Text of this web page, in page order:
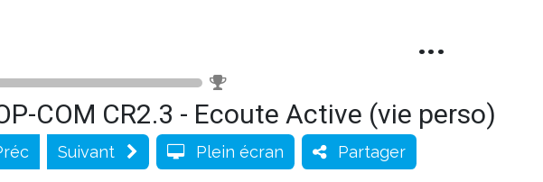
OP-COM CRC - Communication (cours complet)
COM CR2.3 - Ecoute Active (vie perso)
Suivant Plein écran Partager